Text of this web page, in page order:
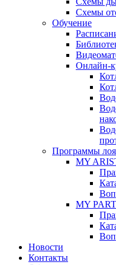
Схемы
Обучение
Онлайн-
Программы
MY
MY
Новости
Контакты